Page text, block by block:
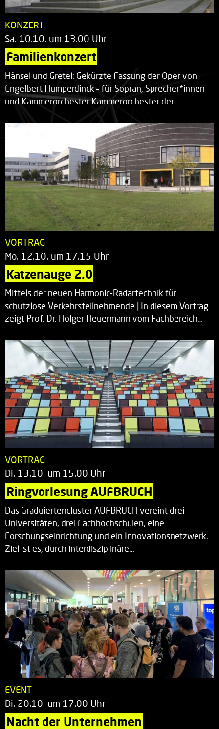
KONZERT
Sa. 10.10. um 13.00 Uhr
Familienkonzert
Hänsel und Gretel: Gekürzte Fassung der Oper von
Engelbert Humperdinck – für Sopran, Sprecher*innen
und Kammerorchester Kammerorchester der…
VORTRAG
Mo. 12.10. um 17.15 Uhr
Katzenauge 2.0
Mittels der neuen Harmonic-Radartechnik für
schutzlose Verkehrsteilnehmende | In diesem Vortrag
zeigt Prof. Dr. Holger Heuermann vom Fachbereich…
VORTRAG
Di. 13.10. um 15.00 Uhr
Ringvorlesung AUFBRUCH
Das Graduiertencluster AUFBRUCH vereint drei
Universitäten, drei Fachhochschulen, eine
Forschungseinrichtung und ein Innovationsnetzwerk.
Ziel ist es, durch interdisziplinäre…
EVENT
Di. 20.10. um 17.00 Uhr
Nacht der Unternehmen